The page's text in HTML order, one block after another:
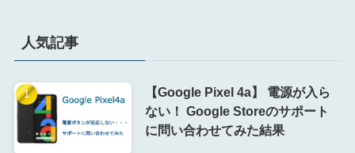
人気記事
【Google Pixel 4a】 電源が入ら
ない！ Google Storeのサポート
に問い合わせてみた結果